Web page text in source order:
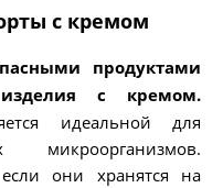
с кремом
продуктами
изделия с кремом.
идеальной для
микроорганизмов.
они хранятся на